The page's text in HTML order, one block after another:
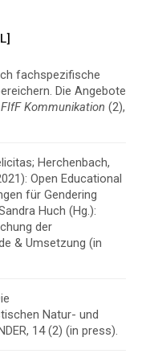
fachspezifische
Die Angebote
FIfF Kommunikation (2),
Herchenbach,
Open Educational
für Gendering
Huch (Hg.):
der
& Umsetzung (in
Natur- und
14 (2) (in press).